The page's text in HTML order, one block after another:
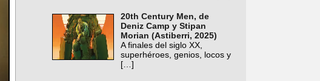
20th Century Men, de
Deniz Camp y Stipan
Morian (Astiberri, 2025)
A finales del siglo XX,
superhéroes, genios, locos y
[…]